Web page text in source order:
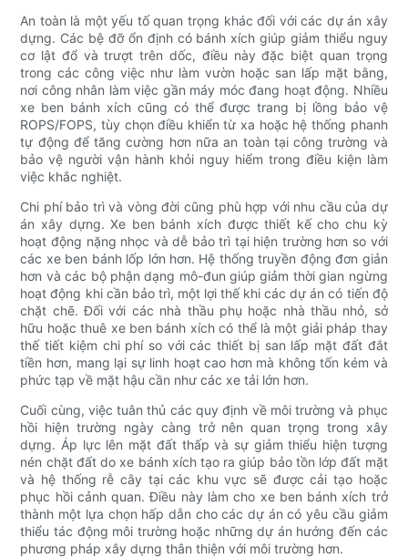
An toàn là một yếu tố quan trọng khác đối với các dự án xây
dựng. Các bệ đỡ ổn định có bánh xích giúp giảm thiểu nguy
cơ lật đổ và trượt trên dốc, điều này đặc biệt quan trọng
trong các công việc như làm vườn hoặc san lấp mặt bằng,
nơi công nhân làm việc gần máy móc đang hoạt động. Nhiều
xe ben bánh xích cũng có thể được trang bị lồng bảo vệ
ROPS/FOPS, tùy chọn điều khiển từ xa hoặc hệ thống phanh
tự động để tăng cường hơn nữa an toàn tại công trường và
bảo vệ người vận hành khỏi nguy hiểm trong điều kiện làm
việc khắc nghiệt.
Chi phí bảo trì và vòng đời cũng phù hợp với nhu cầu của dự
án xây dựng. Xe ben bánh xích được thiết kế cho chu kỳ
hoạt động nặng nhọc và dễ bảo trì tại hiện trường hơn so với
các xe ben bánh lốp lớn hơn. Hệ thống truyền động đơn giản
hơn và các bộ phận dạng mô-đun giúp giảm thời gian ngừng
hoạt động khi cần bảo trì, một lợi thế khi các dự án có tiến độ
chặt chẽ. Đối với các nhà thầu phụ hoặc nhà thầu nhỏ, sở
hữu hoặc thuê xe ben bánh xích có thể là một giải pháp thay
thế tiết kiệm chi phí so với các thiết bị san lấp mặt đất đắt
tiền hơn, mang lại sự linh hoạt cao hơn mà không tốn kém và
phức tạp về mặt hậu cần như các xe tải lớn hơn.
Cuối cùng, việc tuân thủ các quy định về môi trường và phục
hồi hiện trường ngày càng trở nên quan trọng trong xây
dựng. Áp lực lên mặt đất thấp và sự giảm thiểu hiện tượng
nén chặt đất do xe bánh xích tạo ra giúp bảo tồn lớp đất mặt
và hệ thống rễ cây tại các khu vực sẽ được cải tạo hoặc
phục hồi cảnh quan. Điều này làm cho xe ben bánh xích trở
thành một lựa chọn hấp dẫn cho các dự án có yêu cầu giảm
thiểu tác động môi trường hoặc những dự án hướng đến các
phương pháp xây dựng thân thiện với môi trường hơn.